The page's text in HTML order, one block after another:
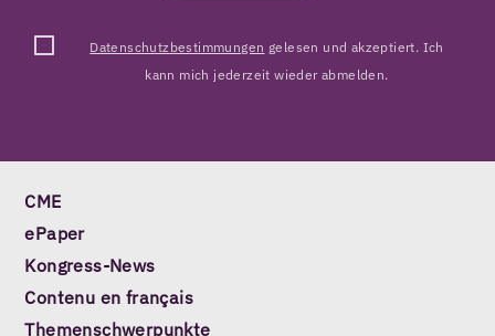
Datenschutzbestimmungen gelesen und akzeptiert. Ich
kann mich jederzeit wieder abmelden.
CME
ePaper
Kongress-News
Contenu en français
Themenschwerpunkte